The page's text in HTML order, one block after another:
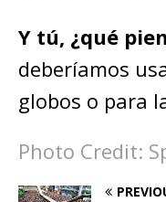
Y tú, ¿qué
deberíamos
globos o para
Photo Credit: